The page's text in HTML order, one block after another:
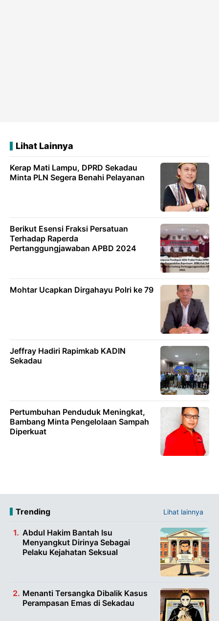
Lihat Lainnya
Kerap Mati Lampu, DPRD Sekadau
Minta PLN Segera Benahi Pelayanan
Berikut Esensi Fraksi Persatuan
Terhadap Raperda
Pertanggungjawaban APBD 2024
Mohtar Ucapkan Dirgahayu Polri ke 79
Jeffray Hadiri Rapimkab KADIN
Sekadau
Pertumbuhan Penduduk Meningkat,
Bambang Minta Pengelolaan Sampah
Diperkuat
Trending Lihat lainnya
Abdul Hakim Bantah Isu
Menyangkut Dirinya Sebagai
Pelaku Kejahatan Seksual
Menanti Tersangka Dibalik Kasus
Perampasan Emas di Sekadau